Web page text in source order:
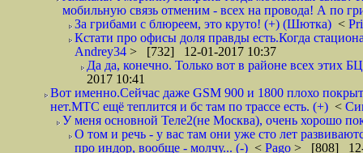
мобильную связь отменим - всех на провода! А по
За грибами с блюреем, это круто! (+) (Шютка) <
Кстати про офисы доля правды есть.Когда
Andrеy34 > [732] 12-01-2017 10:37
Да да, конечно. Только вот в районе всех этих
2017 10:41
Вот именно.Сейчас даже GSM 900 и 1800 плохо
нет.МТС ещё теплится и бс там по трассе есть. (+) <
У меня основной Теле2(не Москва), очень хорошо
О том и речь - у вас там они уже сто лет
про индор, вообще - молчу... (-) < Pago > [808] 12-